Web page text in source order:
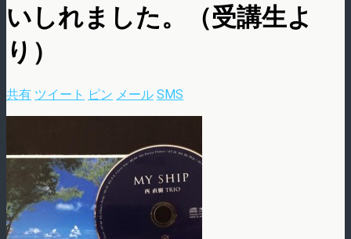
いしれました。（受講生よ
り）
共有 ツイート ピン メール SMS